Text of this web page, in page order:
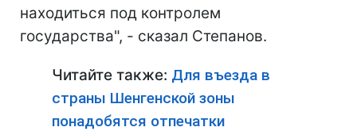
находиться под контролем
государства", - сказал Степанов.
Читайте также: Для въезда в
страны Шенгенской зоны
понадобятся отпечатки